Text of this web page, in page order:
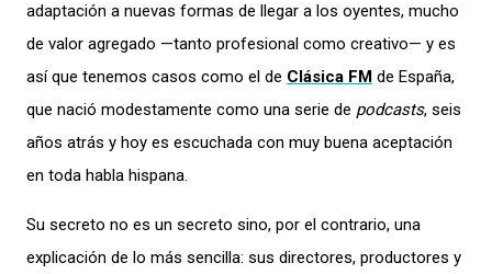
adaptación a nuevas formas de llegar a los oyentes, mucho
de valor agregado —tanto profesional como creativo— y es
así que tenemos casos como el de Clásica FM de España,
que nació modestamente como una serie de podcasts, seis
años atrás y hoy es escuchada con muy buena aceptación
en toda habla hispana.
Su secreto no es un secreto sino, por el contrario, una
explicación de lo más sencilla: sus directores, productores y